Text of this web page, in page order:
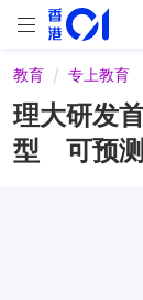
教育 专上教育
理大研发
型 可预测